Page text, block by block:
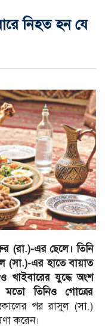
নিহত হন যে
(রা.)-এর ছেলে। তিনি
(সা.)-এর হাতে বায়াত
খাইবারের যুদ্ধে অংশ
মতো তিনিও গোত্রের
পর রাসুল (সা.)
করেন।